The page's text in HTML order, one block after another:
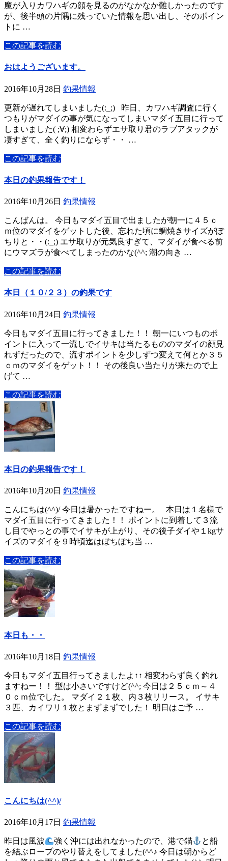
魔が入りカワハギの顔を見るのがなかなか難しかったのです
が、後半頭の片隅に残っていた情報を思い出し、そのポイン
トに …
この記事を読む
おはようございます。
2016年10月28日 釣果情報
更新が遅れてしまいました(:_;) 昨日、カワハギ調査に行く
つもりがマダイの事が気になってしまいマダイ五目に行って
しまいました( ;∀;) 相変わらずエサ取り君のラブアタックが
凄すぎて、全く釣りにならず・・ …
この記事を読む
本日の釣果報告です！
2016年10月26日 釣果情報
こんばんは。 今日もマダイ五目で出ましたが朝一に４５ｃ
ｍ位のマダイをゲットした後、忘れた頃に鯛焼きサイズがぽ
ちりと・・(:_;) エサ取りが元気良すぎて、マダイが食べる前
にウマズラが食べてしまったのかな(^^; 潮の向き …
この記事を読む
本日（１０/２３）の釣果です
2016年10月24日 釣果情報
今日もマダイ五目に行ってきました！！ 朝一にいつものポ
イントに入って一流しでイサキは当たるもののマダイの顔見
れずだったので、流すポイントを少しずつ変えて何とか３５
ｃｍのマダイをゲット！！ その後良い当たりが来たので上
げて …
この記事を読む
本日の釣果報告です！
2016年10月20日 釣果情報
こんにちは(^^)/ 今日は暑かったですねー。 本日は１名様で
マダイ五目に行ってきました！！ ポイントに到着して３流
し目でやっとの事でイサキが上がり、その後子ダイや１kgサ
イズのマダイを９時頃迄はぼちぼち当 …
この記事を読む
本日も・・
2016年10月18日 釣果情報
今日もマダイ五目行ってきましたよ↑↑ 相変わらず良く釣れ
ますねー！！ 型は小さいですけど(^^; 今日は２５ｃｍ～４
０ｃｍ位でした。 マダイ２１枚、内３枚リリース。 イサキ
３匹、カイワリ１枚とまずまずでした！ 明日はご予 …
この記事を読む
こんにちは(^^)/
2016年10月17日 釣果情報
昨日は風波 強く沖には出れなかったので、港で錨
と船
を結ぶロープのやり替えをしてました(^^♪ 今日は朝からど